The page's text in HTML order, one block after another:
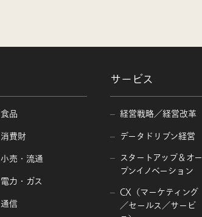
食品
消費財
小売・流通
電力・ガス
通信
サービス
経営戦略／経営改革
データドリブン経営
スタートアップ＆オー
プンイノベーション
CX（マーケティング
／セールス／サービ